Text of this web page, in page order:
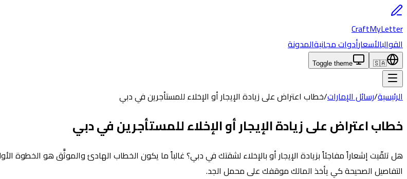
CraftMyLetter
القوالبالأسعارأدوات مجانيةالمدونة
🇸🇦
Toggle theme
الرئيسية/رسائل الإمارات/خطاب اعتراض على زيادة الإيجار أو الإخلاء للمستأجرين في دبي
خطاب اعتراض على زيادة الإيجار أو الإخلاء للمستأجرين في دبي
هل تلقّيت إشعاراً مفاجئاً بزيادة الإيجار أو بالإخلاء لشقتك في دبي؟ غالباً ما يكون الخطاب الهادئ والموثَّق هو
التفاصيل الصحيحة كي يأخذ المالك موقفك على محمل الجد.